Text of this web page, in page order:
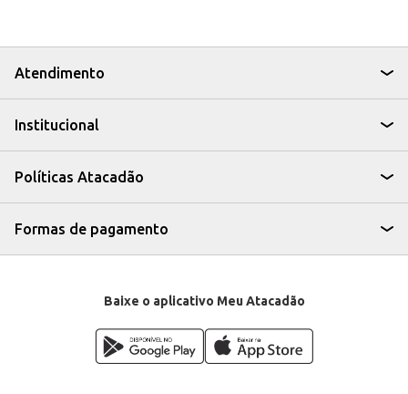
Atendimento
Institucional
Políticas Atacadão
Formas de pagamento
Baixe o aplicativo Meu Atacadão